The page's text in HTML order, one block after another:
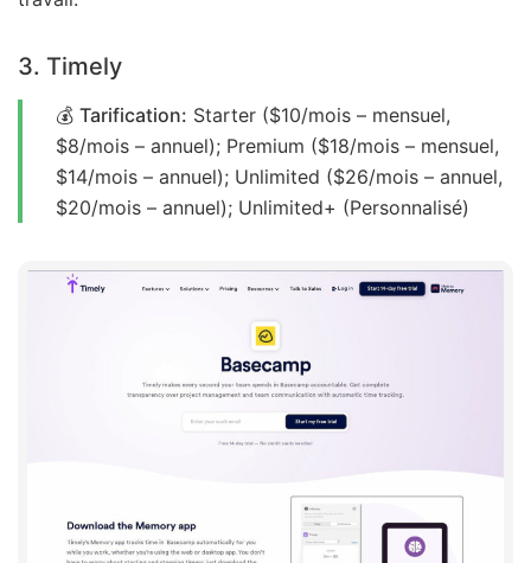
3. Timely
💰 Tarification: Starter ($10/mois – mensuel,
$8/mois – annuel); Premium ($18/mois – mensuel,
$14/mois – annuel); Unlimited ($26/mois – annuel,
$20/mois – annuel); Unlimited+ (Personnalisé)